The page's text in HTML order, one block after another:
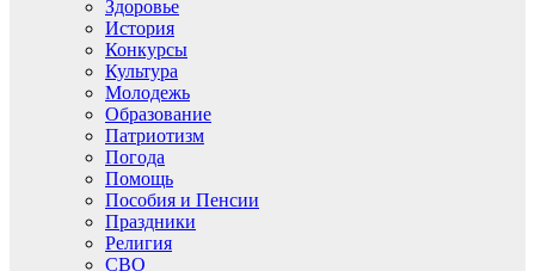
Здоровье
История
Конкурсы
Культура
Молодежь
Образование
Патриотизм
Погода
Помощь
Пособия и Пенсии
Праздники
Религия
СВО